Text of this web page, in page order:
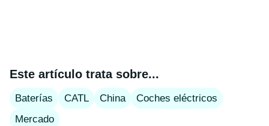
Este artículo trata sobre...
Baterías CATL China
Coches eléctricos
Mercado